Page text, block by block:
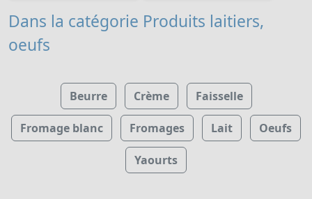
Dans la catégorie Produits laitiers,
oeufs
Beurre Crème Faisselle
Fromage blanc Fromages Lait Oeufs
Yaourts